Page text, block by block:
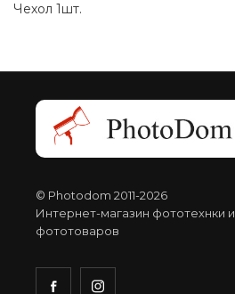
Чехол 1шт.
© Photodom 2011-2026
Интернет-магазин фототехнки и
фототоваров